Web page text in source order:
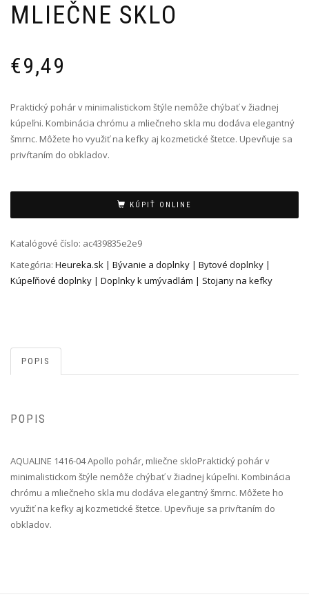
MLIEČNE SKLO
€9,49
Praktický pohár v minimalistickom štýle nemôže chýbať v žiadnej
kúpeľni. Kombinácia chrómu a mliečneho skla mu dodáva elegantný
šmrnc. Môžete ho využiť na kefky aj kozmetické štetce. Upevňuje sa
privŕtaním do obkladov.
KÚPIŤ ONLINE
Katalógové číslo: ac439835e2e9
Kategória: Heureka.sk | Bývanie a doplnky | Bytové doplnky |
Kúpeľňové doplnky | Doplnky k umývadlám | Stojany na kefky
POPIS
POPIS
AQUALINE 1416-04 Apollo pohár, mliečne sklo Praktický pohár v
minimalistickom štýle nemôže chýbať v žiadnej kúpeľni. Kombinácia
chrómu a mliečneho skla mu dodáva elegantný šmrnc. Môžete ho
využiť na kefky aj kozmetické štetce. Upevňuje sa privŕtaním do
obkladov.